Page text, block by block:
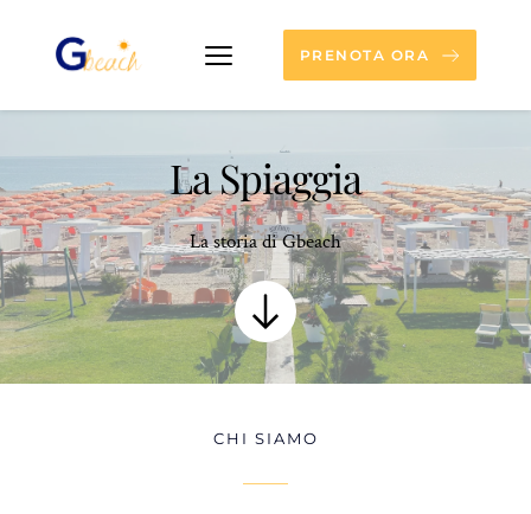
PRENOTA ORA
La Spiaggia
La storia di Gbeach
CHI SIAMO